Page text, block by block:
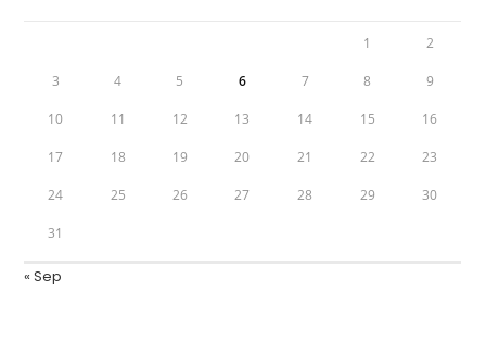
1 2
3 4 5 6 7 8 9
10 11 12 13 14 15 16
17 18 19 20 21 22 23
24 25 26 27 28 29 30
31
« Sep